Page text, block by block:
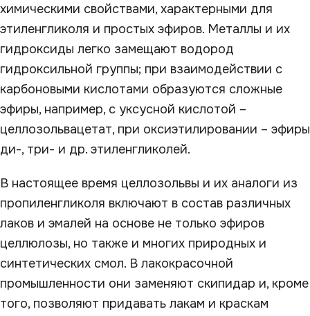
химическими свойствами, характерными для
этиленгликоля и простых эфиров. Металлы и их
гидроксиды легко замещают водород
гидроксильной группы; при взаимодействии с
карбоновыми кислотами образуются сложные
эфиры, например, с уксусной кислотой –
целлозольвацетат, при оксиэтилировании – эфиры
ди-, три- и др. этиленгликолей.
В настоящее время целлозольвы и их аналоги из
пропиленгликоля включают в состав различных
лаков и эмалей на основе не только эфиров
целлюлозы, но также и многих природных и
синтетических смол. В лакокрасочной
промышленности они заменяют скипидар и, кроме
того, позволяют придавать лакам и краскам